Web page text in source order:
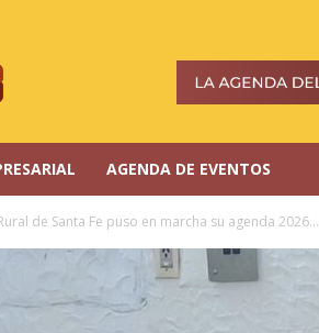
AGENDA DE EVENTOS
de Santa Fe puso en marcha su agenda 2026...